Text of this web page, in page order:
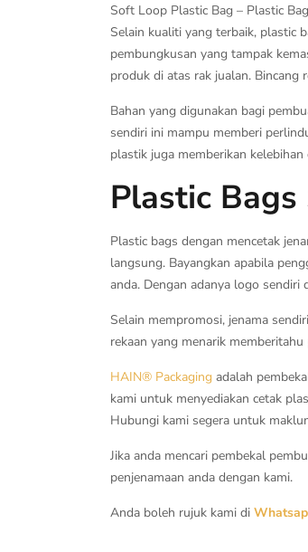
Soft Loop Plastic Bag – Plastic
Selain kualiti yang terbaik, plastic
pembungkusan yang tampak
produk di atas rak jualan.
Bahan yang digunakan bagi
sendiri ini mampu memberi
plastik juga memberikan
Plastic
Plastic bags dengan mencetak
langsung. Bayangkan apabila
anda. Dengan adanya logo
Selain mempromosi, jenama
rekaan yang menarik
HAIN® Packaging adalah
kami untuk menyediakan cetak
Hubungi kami segera untuk
Jika anda mencari pembekal
penjenamaan anda dengan kami.
Anda boleh rujuk kami di